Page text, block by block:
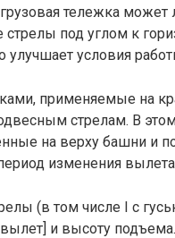
тележка может
стрелы под углом к
улучшает условия
применяемые на
стрелам. В
на верху башни и
изменения
(в том числе I с
вылет] и высоту